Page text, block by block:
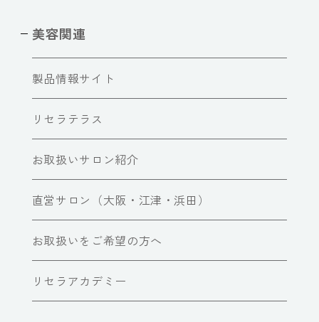
美容関連
製品情報サイト
リセラテラス
お取扱いサロン紹介
直営サロン（大阪・江津・浜田）
お取扱いをご希望の方へ
リセラアカデミー